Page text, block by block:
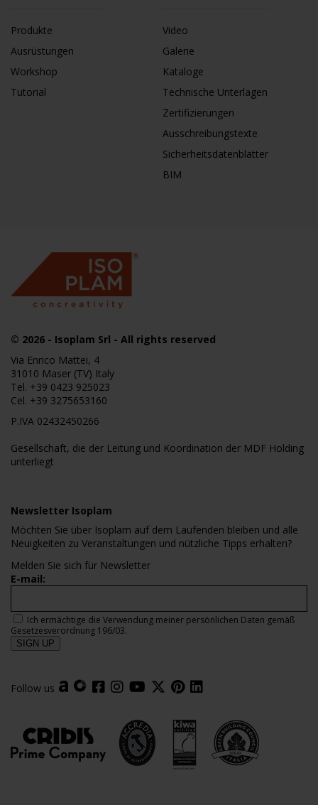
Produkte
Ausrüstungen
Workshop
Tutorial
Video
Galerie
Kataloge
Technische Unterlagen
Zertifizierungen
Ausschreibungstexte
Sicherheitsdatenblätter
BIM
© 2026 - Isoplam Srl - All rights reserved
Via Enrico Mattei, 4
31010 Maser (TV) Italy
Tel. +39 0423 925023
Cel. +39 3275653160
P.IVA 02432450266
Gesellschaft, die der Leitung und Koordination der MDF Holding
unterliegt
Newsletter Isoplam
Möchten Sie über Isoplam auf dem Laufenden bleiben und alle
Neuigkeiten zu Veranstaltungen und nützliche Tipps erhalten?
Melden Sie sich für Newsletter
E-mail:
Ich ermächtige die Verwendung meiner persönlichen Daten gemäß
Gesetzesverordnung 196/03.
Follow us